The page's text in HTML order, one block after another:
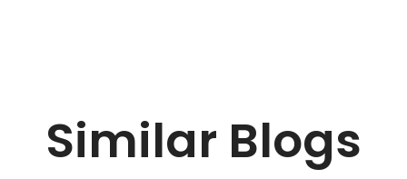
Similar Blogs